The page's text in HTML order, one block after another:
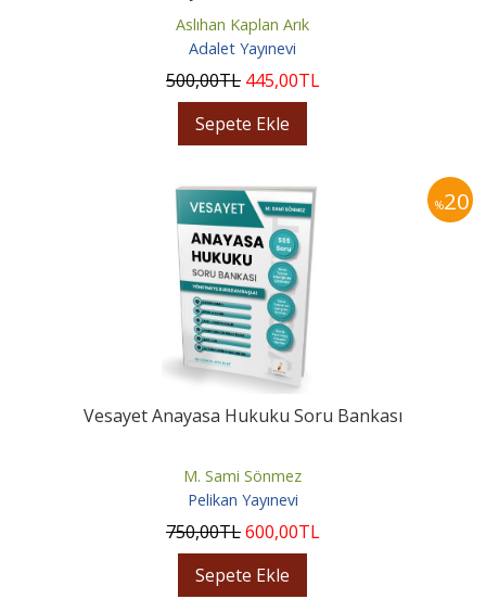
Aslıhan Kaplan Arık
Adalet Yayınevi
500,00TL 445,00TL
Sepete Ekle
%20
Vesayet Anayasa Hukuku Soru Bankası
M. Sami Sönmez
Pelikan Yayınevi
750,00TL600,00TL
Sepete Ekle